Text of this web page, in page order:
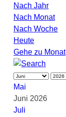
Nach Jahr
Nach Monat
Nach Woche
Heute
Gehe zu Monat
Mai
Juni 2026
Juli